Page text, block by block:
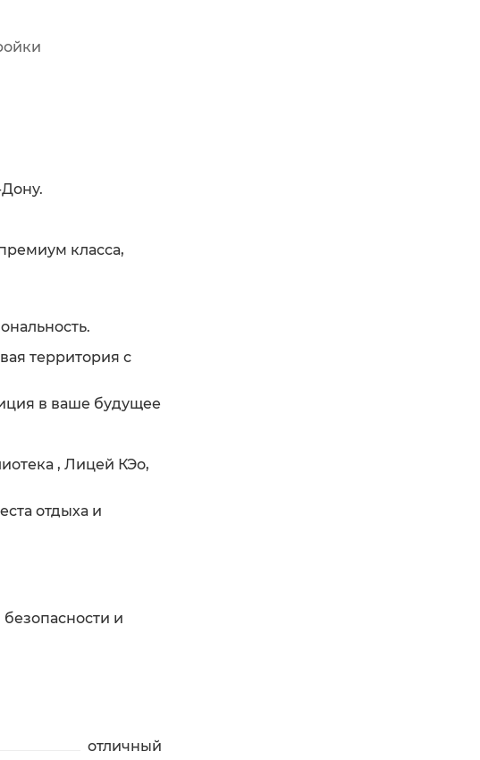
класса,
территория с
в ваше будущее
, Лицей КЭо,
отдыха и
и
отличный